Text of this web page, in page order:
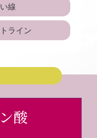
線
ライン
酸